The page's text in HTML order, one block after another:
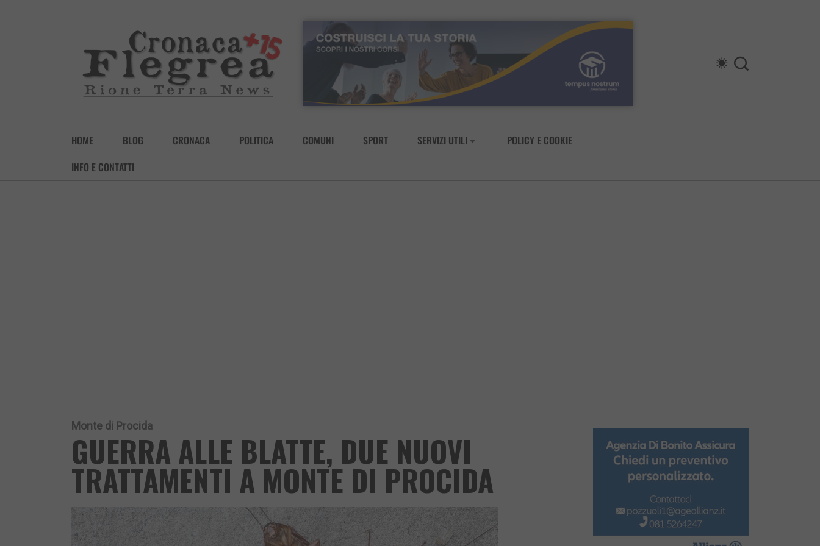
HOME BLOG CRONACA POLITICA COMUNI SPORT SERVIZI UTILI
POLICY E COOKIE
INFO E CONTATTI
Monte di Procida
GUERRA ALLE BLATTE, DUE NUOVI
TRATTAMENTI A MONTE DI PROCIDA